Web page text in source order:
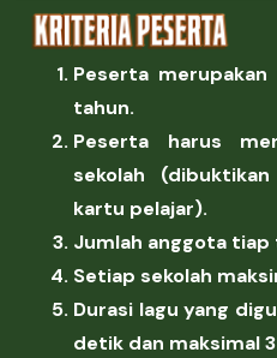
Peserta merupakan
tahun.
Peserta harus
sekolah
kartu pelajar).
Jumlah anggota tiap
Setiap sekolah
Durasi lagu yang
detik dan maksimal